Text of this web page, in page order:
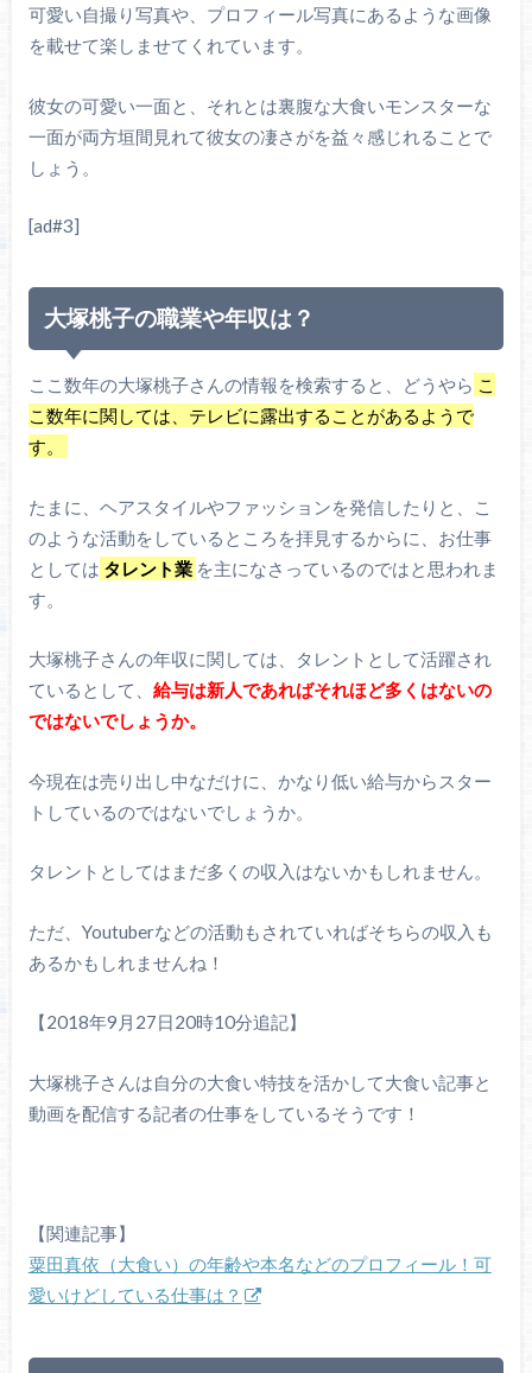
可愛い自撮り写真や、プロフィール写真にあるような画像
を載せて楽しませてくれています。
彼女の可愛い一面と、それとは裏腹な大食いモンスターな
一面が両方垣間見れて彼女の凄さがを益々感じれることで
しょう。
[ad#3]
大塚桃子の職業や年収は？
ここ数年の大塚桃子さんの情報を検索すると、どうやら こ
こ数年に関しては、テレビに露出することがあるようで
す。
たまに、ヘアスタイルやファッションを発信したりと、こ
のような活動をしているところを拝見するからに、お仕事
としては タレント業 を主になさっているのではと思われま
す。
大塚桃子さんの年収に関しては、タレントとして活躍され
ているとして、 給与は新人であればそれほど多くはないの
ではないでしょうか。
今現在は売り出し中なだけに、かなり低い給与からスター
トしているのではないでしょうか。
タレントとしてはまだ多くの収入はないかもしれません。
ただ、Youtuberなどの活動もされていればそちらの収入も
あるかもしれませんね！
【2018年9月27日20時10分追記】
大塚桃子さんは自分の大食い特技を活かして大食い記事と
動画を配信する記者の仕事をしているそうです！
【関連記事】
粟田真依（大食い）の年齢や本名などのプロフィール！可
愛いけどしている仕事は？